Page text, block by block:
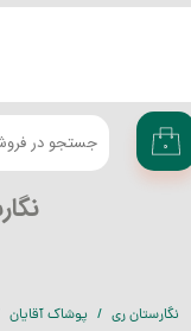
۰
تغییر گذر واژه
سفارشات
خروج از حساب
نگارستان ری پوشاک آقایان